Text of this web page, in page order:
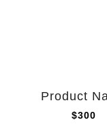
Product
$300